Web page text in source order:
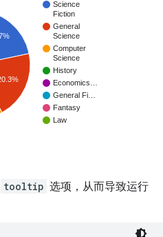
tooltip 选项，从而导致运行